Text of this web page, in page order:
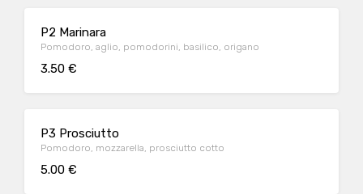
P2 Marinara
Pomodoro, aglio, pomodorini, basilico, origano
3.50 €
P3 Prosciutto
Pomodoro, mozzarella, prosciutto cotto
5.00 €